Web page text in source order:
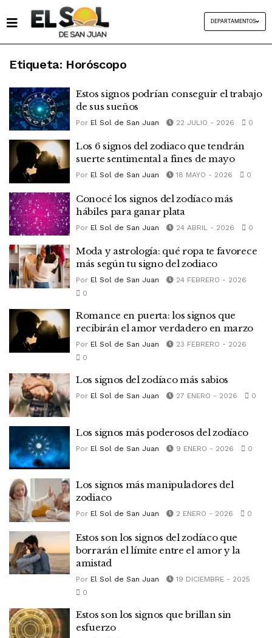
DEPARTAMENTOS
Etiqueta: Horóscopo
Estos signos podrían conseguir el trabajo
de sus sueños
Por El Sol de San Juan 22 JULIO - 2026 0
Los 6 signos del zodiaco que tendrán
suerte sentimental a fines de mayo
Por El Sol de San Juan 18 MAYO - 2026 0
Conocé los signos del zodíaco más
hábiles para ganar plata
Por El Sol de San Juan 24 ABRIL - 2026 0
Moda y astrología: qué ropa te favorece
más según tu signo del zodiaco
Por El Sol de San Juan
24 FEBRERO - 2026
0
Romance en puerta: los signos que
recibirán el amor verdadero en marzo
Por El Sol de San Juan
23 FEBRERO - 2026
0
Los signos del zodíaco más sabios
Por El Sol de San Juan 27 ENERO - 2026 0
Los signos más poderosos del zodíaco
Por El Sol de San Juan 9 ENERO - 2026 0
Los signos más manipuladores del
zodiaco
Por El Sol de San Juan 2 ENERO - 2026 0
Estos son los signos del zodíaco que
borrarán el límite entre el amor y la
amistad
Por El Sol de San Juan
19 DICIEMBRE - 2025
0
Estos son los signos que brillan sin
esfuerzo